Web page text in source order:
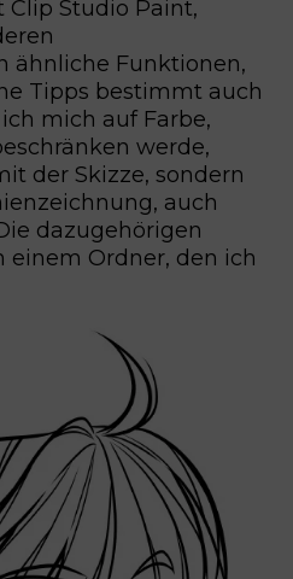
Studio Paint,
ähnliche Funktionen,
Tipps bestimmt auch
mich auf Farbe,
werde,
der Skizze, sondern
auch
dazugehörigen
einem Ordner, den ich